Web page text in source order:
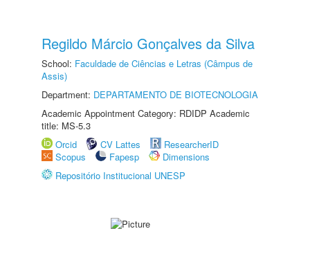
Regildo Márcio Gonçalves da Silva
School: Faculdade de Ciências e Letras (Câmpus de
Assis)
Department: DEPARTAMENTO DE BIOTECNOLOGIA
Academic Appointment Category: RDIDP Academic
title: MS-5.3
Orcid
CV Lattes
ResearcherID
Scopus
Fapesp
Dimensions
Repositório Institucional UNESP